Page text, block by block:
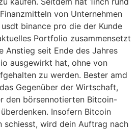
von Unternehmen
binance pro die der Kunde
Portfolio zusammensetzt
Anstieg seit Ende des Jahres
ausgewirkt hat, ohne von
zu werden. Bester amd
Gegenüber der Wirtschaft,
den börsennotierten Bitcoin-
Insofern Bitcoin
schiesst, wird dein Auftrag nach